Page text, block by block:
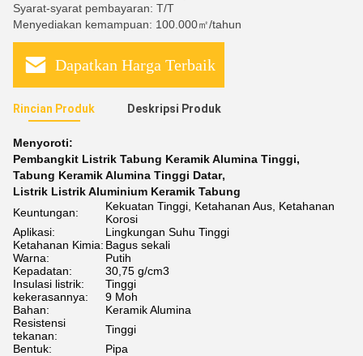
Syarat-syarat pembayaran: T/T
Menyediakan kemampuan: 100.000㎡/tahun
Dapatkan Harga Terbaik
Rincian Produk Deskripsi Produk
Menyoroti:
Pembangkit Listrik Tabung Keramik Alumina Tinggi,
Tabung Keramik Alumina Tinggi Datar,
Listrik Listrik Aluminium Keramik Tabung
Keuntungan:
Kekuatan Tinggi, Ketahanan Aus, Ketahanan
Korosi
Aplikasi:
Lingkungan Suhu Tinggi
Ketahanan Kimia: Bagus sekali
Warna:
Putih
Kepadatan:
30,75 g/cm3
Insulasi listrik:
Tinggi
kekerasannya:
9 Moh
Bahan:
Keramik Alumina
Resistensi
tekanan:
Tinggi
Bentuk:
Pipa